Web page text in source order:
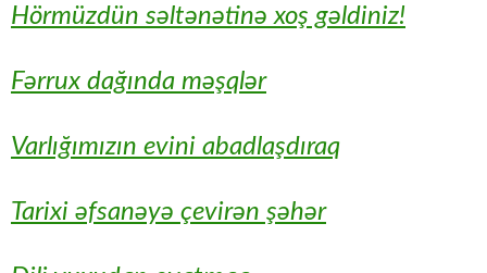
Hörmüzdün səltənətinə xoş gəldiniz!
Fərrux dağında məşqlər
Varlığımızın evini abadlaşdıraq
Tarixi əfsanəyə çevirən şəhər